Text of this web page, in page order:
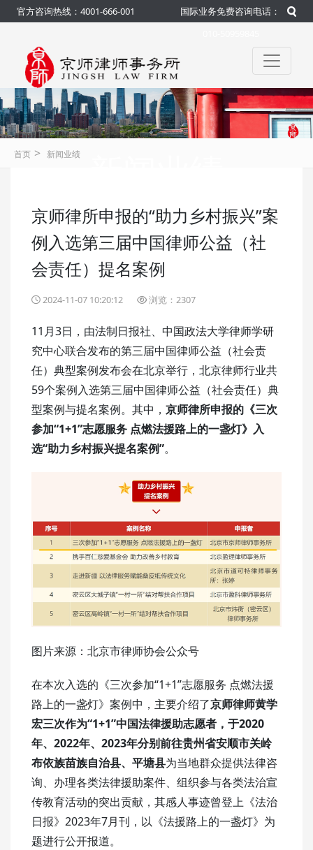
官方咨询热线：4001-666-001
国际业务免费咨询电话：
官方 咨询热线：4001-666-001
首页 > 新闻业绩
京师律所申报的“助力乡村振兴”案
例入选第三届中国律师公益（社
会责任）提名案例
2024-11-07 10:20:12 浏览：2307
11月3日，由法制日报社、中国政法大学律师学研
究中心联合发布的第三届中国律师公益（社会责
任）典型案例发布会在北京举行，北京律师行业共
59个案例入选第三届中国律师公益（社会责任）典
型案例与提名案例。其中， 京师律所申报的《三次
参加“1+1”志愿服务 点燃法援路上的一盏灯》入
选“助力乡村振兴提名案例”。
图片来源：北京市律师协会公众号
在本次入选的《三次参加“1+1”志愿服务 点燃法援
路上的一盏灯》案例中，主要介绍了京师律师黄学
宏三次作为“1+1”中国法律援助志愿者，于2020
年、2022年、2023年分别前往贵州省安顺市关岭
布依族苗族自治县、平塘县为当地群众提供法律咨
询、办理各类法律援助案件、组织参与各类法治宣
传教育活动的突出贡献，其感人事迹曾登上《法治
日报》2023年7月刊，以《法援路上的一盏灯》为
题进行公开报道。